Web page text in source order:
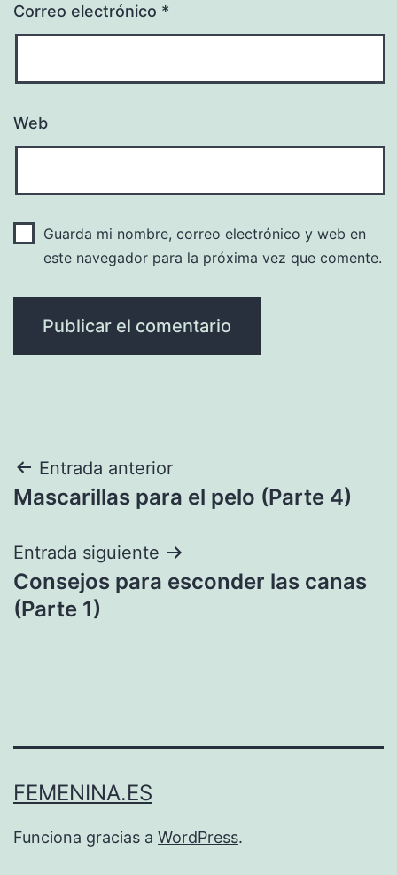
Correo electrónico *
Web
Guarda mi nombre, correo electrónico y web en
este navegador para la próxima vez que comente.
Navegación
de
entradas
Entrada anterior
Mascarillas para el pelo (Parte 4)
Entrada siguiente
Consejos para esconder las canas
(Parte 1)
FEMENINA.ES
Funciona gracias a WordPress.